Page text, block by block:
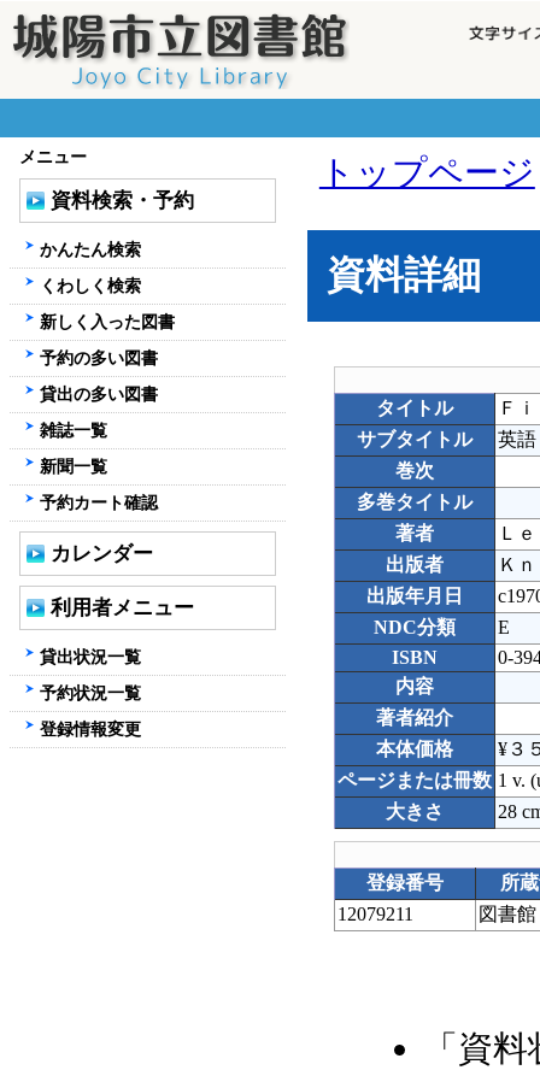
トップページ
資料詳細
タイトル
Ｆ
サブタイトル
英語
巻次
多巻タイトル
著者
Ｌ
出版者
Ｋ
出版年月日
NDC分類
E
ISBN
0-
内容
著者紹介
本体価格
¥３
ページまたは冊数 1 v.
大きさ
28
登録番号
所
12079211
図書館
「資
メニュー
資料検索・予約
かんたん検索
くわしく検索
新しく入った図書
予約の多い図書
貸出の多い図書
雑誌一覧
新聞一覧
予約カート確認
カレンダー
利用者メニュー
貸出状況一覧
予約状況一覧
登録情報変更